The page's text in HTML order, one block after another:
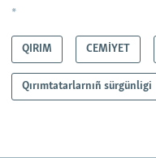
*
QIRIM CEMİYET
Qırımtatarlarnıñ sürgünligi